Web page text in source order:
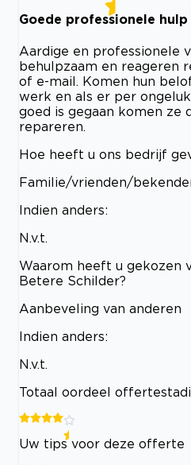
Goede professionele hulp
Aardige en professionele
behulpzaam en reageren
of e-mail. Komen hun
werk en als er per
goed is gegaan komen ze
repareren.
Hoe heeft u ons bedrijf
Familie/vrienden/
Indien anders:
N.v.t.
Waarom heeft u gekozen
Betere Schilder?
Aanbeveling van anderen
Indien anders:
N.v.t.
Totaal oordeel
Uw tips voor deze offerte